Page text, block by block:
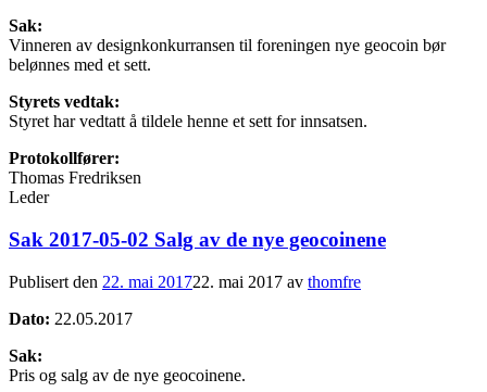
Sak:
Vinneren av designkonkurransen til foreningen nye geocoin bør
belønnes med et sett.
Styrets vedtak:
Styret har vedtatt å tildele henne et sett for innsatsen.
Protokollfører:
Thomas Fredriksen
Leder
Sak 2017-05-02 Salg av de nye geocoinene
Publisert den 22. mai 201722. mai 2017 av thomfre
Dato: 22.05.2017
Sak:
Pris og salg av de nye geocoinene.